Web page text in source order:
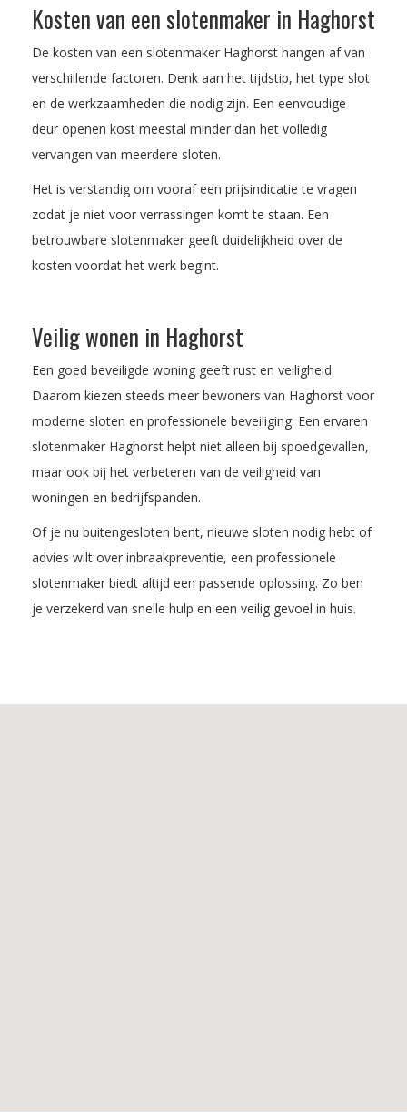
Kosten van een slotenmaker in Haghorst
De kosten van een slotenmaker Haghorst hangen af van
verschillende factoren. Denk aan het tijdstip, het type slot
en de werkzaamheden die nodig zijn. Een eenvoudige
deur openen kost meestal minder dan het volledig
vervangen van meerdere sloten.
Het is verstandig om vooraf een prijsindicatie te vragen
zodat je niet voor verrassingen komt te staan. Een
betrouwbare slotenmaker geeft duidelijkheid over de
kosten voordat het werk begint.
Veilig wonen in Haghorst
Een goed beveiligde woning geeft rust en veiligheid.
Daarom kiezen steeds meer bewoners van Haghorst voor
moderne sloten en professionele beveiliging. Een ervaren
slotenmaker Haghorst helpt niet alleen bij spoedgevallen,
maar ook bij het verbeteren van de veiligheid van
woningen en bedrijfspanden.
Of je nu buitengesloten bent, nieuwe sloten nodig hebt of
advies wilt over inbraakpreventie, een professionele
slotenmaker biedt altijd een passende oplossing. Zo ben
je verzekerd van snelle hulp en een veilig gevoel in huis.